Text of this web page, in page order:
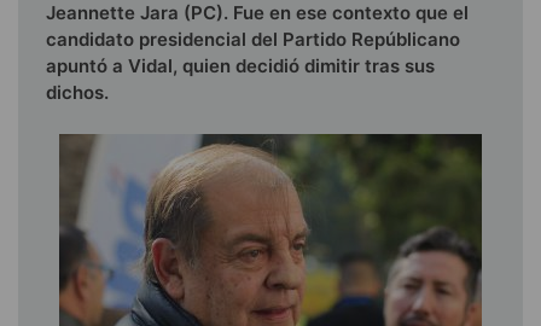
Jeannette Jara (PC). Fue en ese contexto que el
candidato presidencial del Partido Repúblicano
apuntó a Vidal, quien decidió dimitir tras sus
dichos.